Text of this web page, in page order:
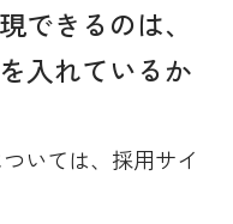
できるのは、
入れているか
いては、採用サイ